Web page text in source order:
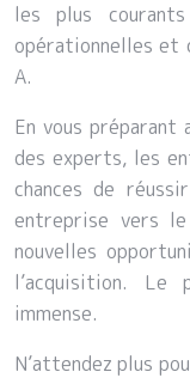
les plus
opérationnelles et
A.
En vous
des experts, les
chances de
entreprise vers
nouvelles
l’acquisition.
immense.
N’attendez plus